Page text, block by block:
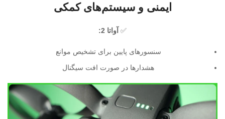
ایمنی و سیستم‌های کمکی
✅ آواتا 2:
سنسورهای پایین برای تشخیص موانع
هشدارها در صورت افت سیگنال